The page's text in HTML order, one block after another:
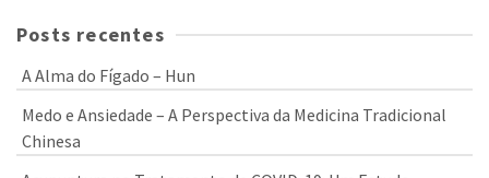
Posts recentes
A Alma do Fígado – Hun
Medo e Ansiedade – A Perspectiva da Medicina Tradicional
Chinesa